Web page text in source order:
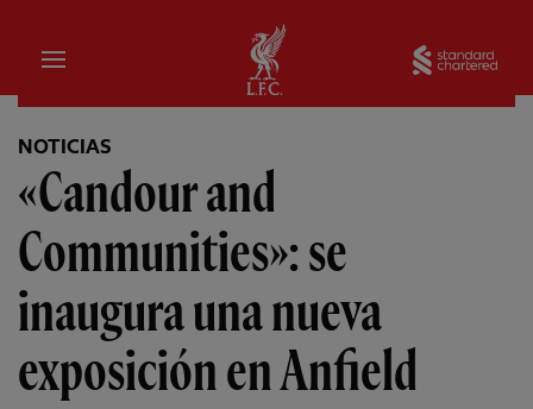
Hogar
NOTICIAS
«Candour and
Communities»: se
inaugura una nueva
exposición en Anfield